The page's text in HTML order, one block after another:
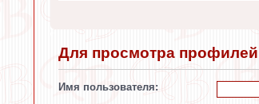
Для просмотра
Имя пользователя: